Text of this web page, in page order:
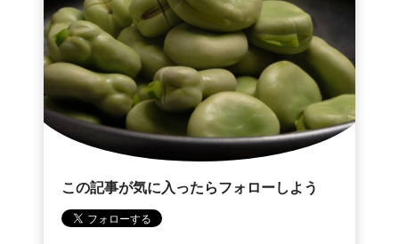
この記事が気に入ったらフォローしよう